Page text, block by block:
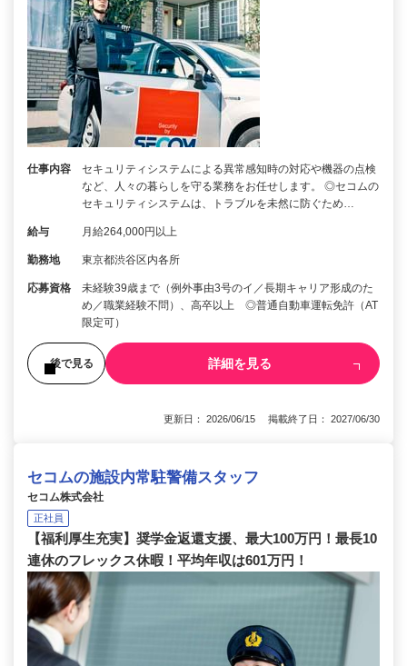
仕事内容
セキュリティシステムによる異常感知時の対応や機器の点検
など、人々の暮らしを守る業務をお任せします。 ◎セコムの
セキュリティシステムは、トラブルを未然に防ぐため…
給与 月給264,000円以上
勤務地 東京都渋谷区内各所
応募資格
未経験39歳まで（例外事由3号のイ／長期キャリア形成のた
め／職業経験不問）、高卒以上 ◎普通自動車運転免許（AT
限定可）
後で見る 詳細を見る
更新日： 2026/06/15 掲載終了日： 2027/06/30
セコムの施設内常駐警備スタッフ
セコム株式会社
正社員
【福利厚生充実】奨学金返還支援、最大100万円！最長10
連休のフレックス休暇！平均年収は601万円！